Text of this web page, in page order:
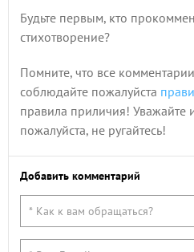
Будьте первым, кто
стихотворение?
Помните, что все
соблюдайте пожалуйста
правила приличия! Уважайте
пожалуйста, не ругайтесь!
Добавить комментарий